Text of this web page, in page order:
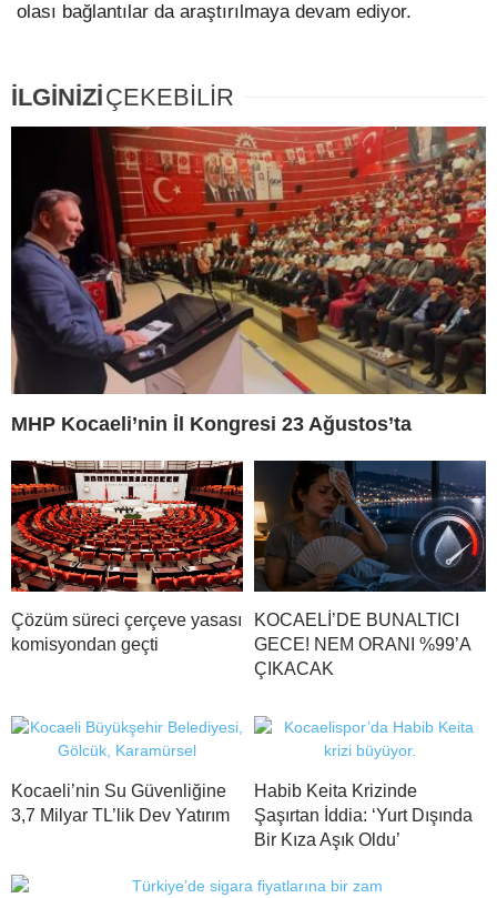
olası bağlantılar da araştırılmaya devam ediyor.
İLGİNİZİÇEKEBİLİR
MHP Kocaeli’nin İl Kongresi 23 Ağustos’ta
Çözüm süreci çerçeve yasası
komisyondan geçti
KOCAELİ’DE BUNALTICI
GECE! NEM ORANI %99’A
ÇIKACAK
Kocaeli’nin Su Güvenliğine
3,7 Milyar TL’lik Dev Yatırım
Habib Keita Krizinde
Şaşırtan İddia: ‘Yurt Dışında
Bir Kıza Aşık Oldu’